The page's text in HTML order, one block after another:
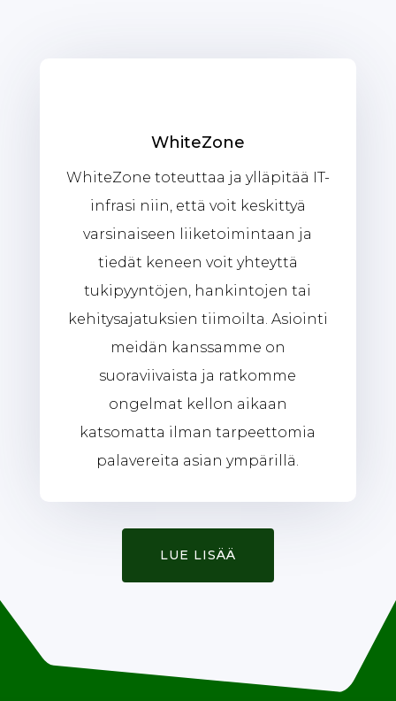
WhiteZone
WhiteZone toteuttaa ja ylläpitää IT-
infrasi niin, että voit keskittyä
varsinaiseen liiketoimintaan ja
tiedät keneen voit yhteyttä
tukipyyntöjen, hankintojen tai
kehitysajatuksien tiimoilta. Asiointi
meidän kanssamme on
suoraviivaista ja ratkomme
ongelmat kellon aikaan
katsomatta ilman tarpeettomia
palavereita asian ympärillä.
LUE LISÄÄ